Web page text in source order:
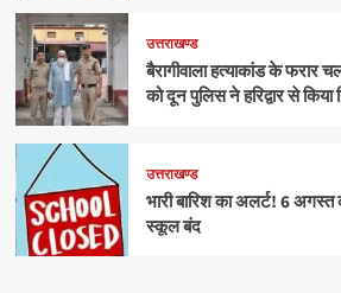
उत्तराखण्ड
बैरागीवाला हत्याकांड के फरार
को दून पुलिस ने हरिद्वार से किया
उत्तराखण्ड
भारी बारिश का अलर्ट! 6 अगस्त
स्कूल बंद